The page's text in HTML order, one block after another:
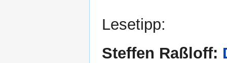
Lesetipp:
Steffen Raßloff: